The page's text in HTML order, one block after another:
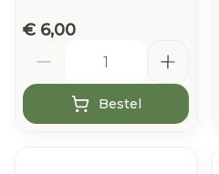
€ 6,00
Bestel